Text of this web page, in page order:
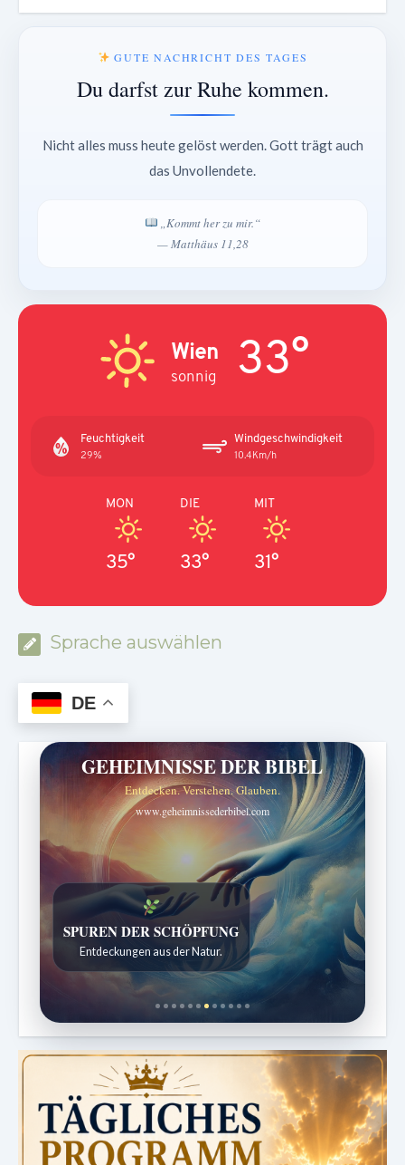
GUTE NACHRICHT DES TAGES
Du darfst zur Ruhe kommen.
Nicht alles muss heute gelöst werden. Gott trägt auch
das Unvollendete.
„Kommt her zu mir.“
— Matthäus 11,28
Wien
sonnig 33°
Feuchtigkeit
29%
Windgeschwindigkeit
10.4Km/h
MON
35°
DIE
33°
MIT
31°
Sprache auswählen
DE
GEHEIMNISSE DER BIBEL
Entdecken. Verstehen. Glauben.
www.geheimnissederbibel.com
DIE STILLE INTELLIGENZ DES KÖRPERS
Ordnung bringt Leben zurück.